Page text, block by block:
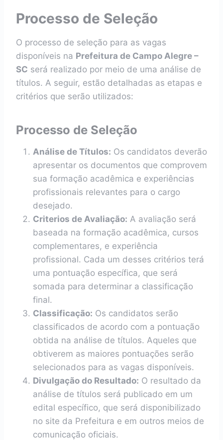
Processo de Seleção
O processo de seleção para as vagas
disponíveis na Prefeitura de Campo Alegre –
SC será realizado por meio de uma análise de
títulos. A seguir, estão detalhadas as etapas e
critérios que serão utilizados:
Processo de Seleção
Análise de Títulos: Os candidatos deverão
apresentar os documentos que comprovem
sua formação acadêmica e experiências
profissionais relevantes para o cargo
desejado.
Criterios de Avaliação: A avaliação será
baseada na formação acadêmica, cursos
complementares, e experiência
profissional. Cada um desses critérios terá
uma pontuação específica, que será
somada para determinar a classificação
final.
Classificação: Os candidatos serão
classificados de acordo com a pontuação
obtida na análise de títulos. Aqueles que
obtiverem as maiores pontuações serão
selecionados para as vagas disponíveis.
Divulgação do Resultado: O resultado da
análise de títulos será publicado em um
edital específico, que será disponibilizado
no site da Prefeitura e em outros meios de
comunicação oficiais.